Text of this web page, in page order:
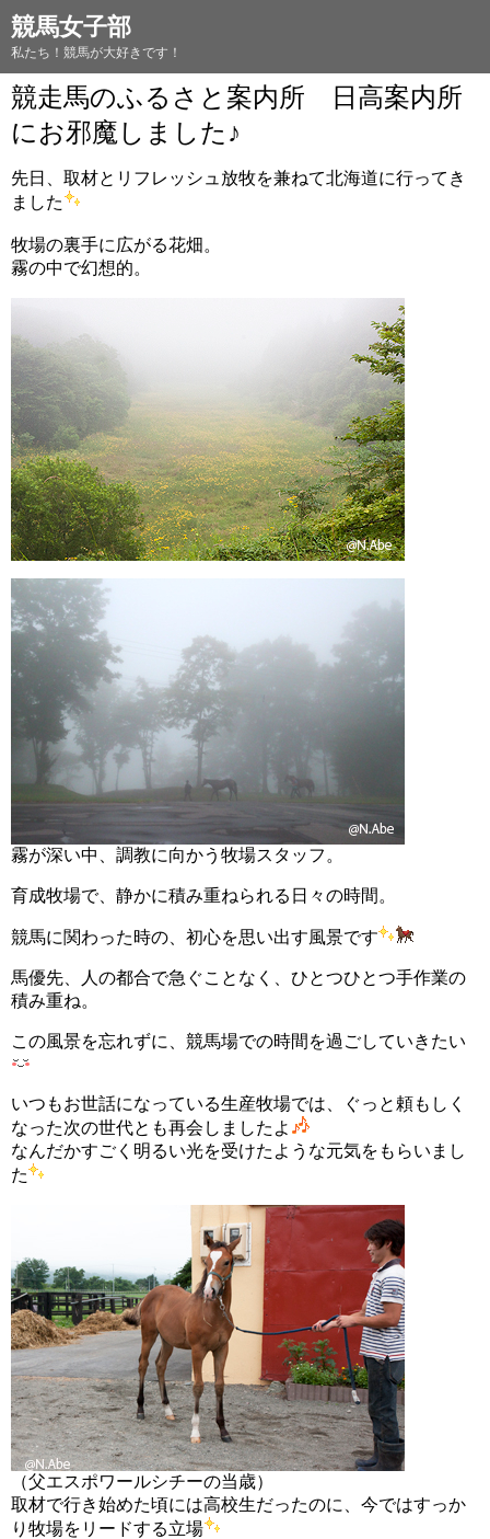
競馬女子部
私たち！競馬が大好きです！
競走馬のふるさと案内所 日高案内所
にお邪魔しました♪
先日、取材とリフレッシュ放牧を兼ねて北海道に行ってき
ました
牧場の裏手に広がる花畑。
霧の中で幻想的。
霧が深い中、調教に向かう牧場スタッフ。
育成牧場で、静かに積み重ねられる日々の時間。
競馬に関わった時の、初心を思い出す風景です
馬優先、人の都合で急ぐことなく、ひとつひとつ手作業の
積み重ね。
この風景を忘れずに、競馬場での時間を過ごしていきたい
いつもお世話になっている生産牧場では、ぐっと頼もしく
なった次の世代とも再会しましたよ
なんだかすごく明るい光を受けたような元気をもらいまし
た
（父エスポワールシチーの当歳）
取材で行き始めた頃には高校生だったのに、今ではすっか
り牧場をリードする立場